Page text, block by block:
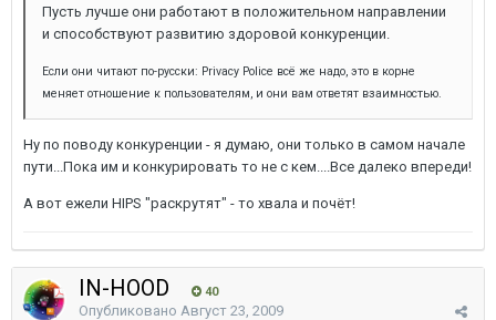
Пусть лучше они работают в положительном направлении
и способствуют развитию здоровой конкуренции.
Если они читают по-русски: Privacy Police всё же надо, это в корне
меняет отношение к пользователям, и они вам ответят взаимностью.
Ну по поводу конкуренции - я думаю, они только в самом начале
пути...Пока им и конкурировать то не с кем....Все далеко впереди!
А вот ежели HIPS "раскрутят" - то хвала и почёт!
IN-HOOD 40
Опубликовано Август 23, 2009